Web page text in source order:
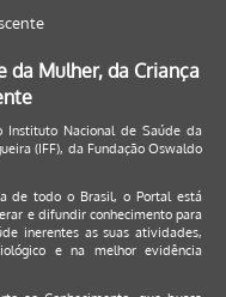
da Mulher, da Criança
Nacional de Saúde da
(IFF), da Fundação Oswaldo
de todo o Brasil, o Portal está
e difundir conhecimento para
inerentes as suas atividades,
e na melhor evidência